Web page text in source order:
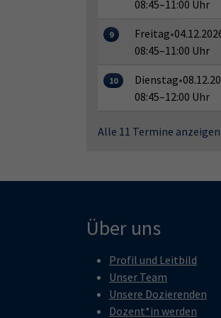
08:45–11:00 Uhr
9 Freitag•
08:45–11:00 Uhr
10 Dienstag•
08:45–12:00 Uhr
Alle 11 Termine anzeigen
Über uns
Profil und Leitbild
Unser Team
Unsere Dozierenden
Dozent*in werden